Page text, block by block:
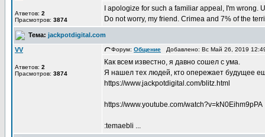
Атветов: 2
Прасмотров: 3874
I apologize for such a familiar appeal, I'm wrong.
Do not worry, my friend. Crimea and 7% of the
Тема: jackpotdigital.com
VV
Атветов: 2
Прасмотров: 3874
Форум: Общение Добавлено: Вс Май 26, 2019
Как всем известно, я давно сошел с ума.
Я нашел тех людей, кто опережает будущее
https://www.jackpotdigital.com/blitz.html
https://www.youtube.com/watch?v=kN0Eihm9pPA
:temaebli ...